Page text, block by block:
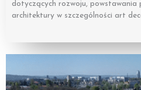
dotyczących rozwoju, powstawania
architektury w szczególności art